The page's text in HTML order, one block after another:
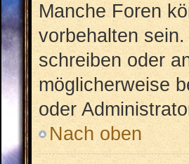
Manche Foren
vorbehalten
schreiben oder
möglicherweise
oder
Nach oben